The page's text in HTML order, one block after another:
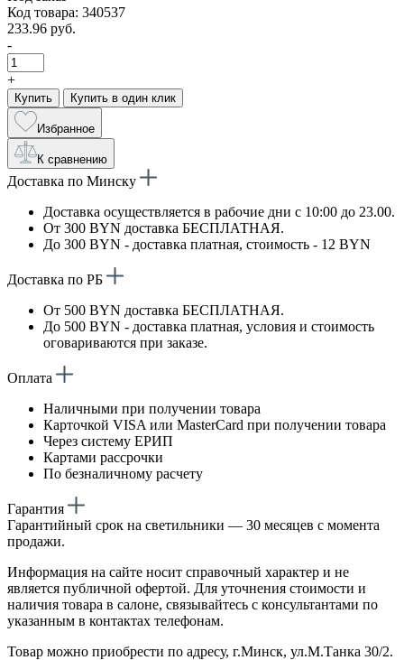
Код товара: 340537
233.96 руб.
-
+
Купить Купить в один клик
Избранное
К сравнению
Доставка по Минску
Доставка осуществляется в рабочие дни с 10:00 до 23.00.
От 300 BYN доставка БЕСПЛАТНАЯ.
До 300 BYN - доставка платная, стоимость - 12 BYN
Доставка по РБ
От 500 BYN доставка БЕСПЛАТНАЯ.
До 500 BYN - доставка платная, условия и стоимость
оговариваются при заказе.
Оплата
Наличными при получении товара
Карточкой VISA или MasterCard при получении товара
Через систему ЕРИП
Картами рассрочки
По безналичному расчету
Гарантия
Гарантийный срок на светильники — 30 месяцев с момента
продажи.
Информация на сайте носит справочный характер и не
является публичной офертой. Для уточнения стоимости и
наличия товара в салоне, связывайтесь с консультантами по
указанным в контактах телефонам.
Товар можно приобрести по адресу, г.Минск, ул.М.Танка 30/2.